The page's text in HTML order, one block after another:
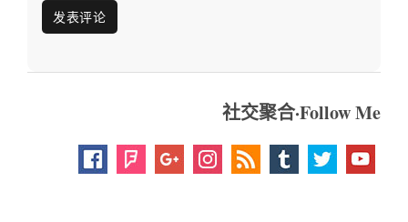
社交聚合·Follow Me